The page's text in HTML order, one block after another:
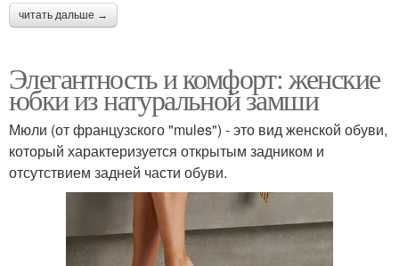
читать дальше →
Элегантность и комфорт: женские
юбки из натуральной замши
Мюли (от французского "mules") - это вид женской обуви,
который характеризуется открытым задником и
отсутствием задней части обуви.